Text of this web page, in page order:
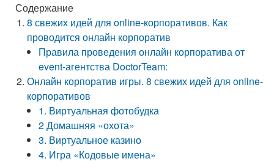
Содержание
8 свежих идей для online-корпоративов. Как
проводится онлайн корпоратив
Правила проведения онлайн корпоратива от
event-агентства DoctorTeam:
Онлайн корпоратив игры. 8 свежих идей для online-
корпоративов
1. Виртуальная фотобудка
2 Домашняя «охота»
3. Виртуальное казино
4. Игра «Кодовые имена»